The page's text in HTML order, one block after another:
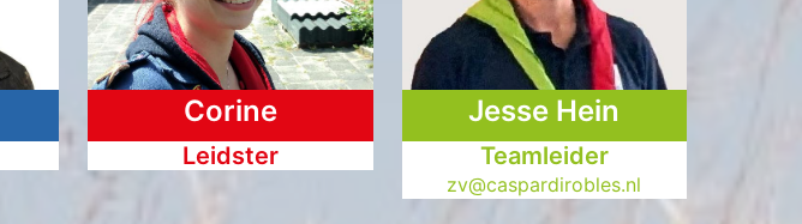
Corine
Leidster
Jesse Hein
Teamleider
zv@caspardirobles.nl